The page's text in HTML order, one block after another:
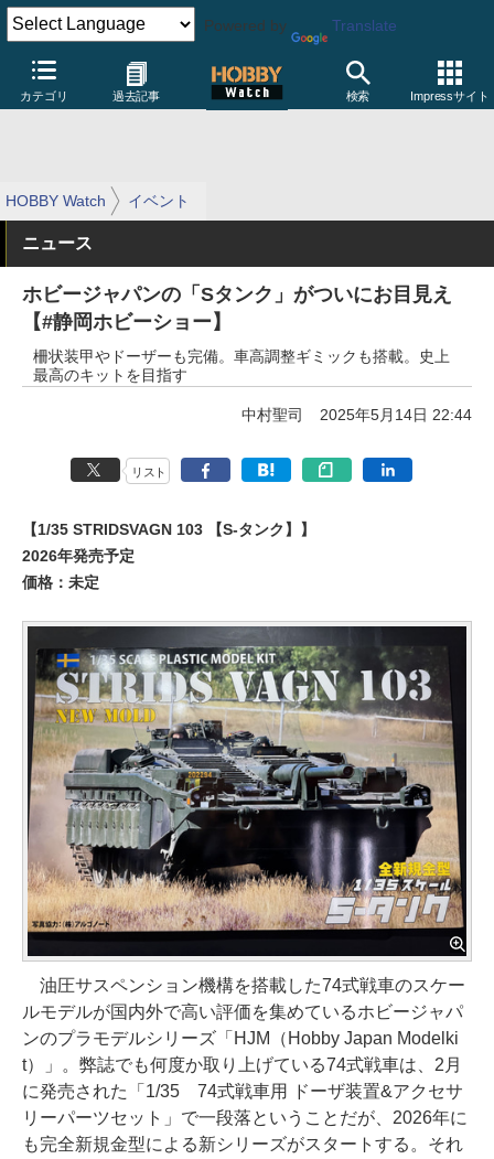
Powered by Translate
カテゴリ 過去記事 検索 Impressサイト
HOBBY Watch イベント
ニュース
ホビージャパンの「Sタンク」がついにお目見え
【#静岡ホビーショー】
柵状装甲やドーザーも完備。車高調整ギミックも搭載。史上
最高のキットを目指す
中村聖司 2025年5月14日 22:44
リスト
【1/35 STRIDSVAGN 103 【S-タンク】】
2026年発売予定
価格：未定
油圧サスペンション機構を搭載した74式戦車のスケー
ルモデルが国内外で高い評価を集めているホビージャパ
ンのプラモデルシリーズ「HJM（Hobby Japan Modelki
t）」。弊誌でも何度か取り上げている74式戦車は、2月
に発売された「1/35 74式戦車用 ドーザ装置&アクセサ
リーパーツセット」で一段落ということだが、2026年に
も完全新規金型による新シリーズがスタートする。それ